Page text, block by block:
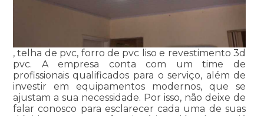
, telha de pvc, forro de pvc liso e revestimento 3d
pvc. A empresa conta com um time de
profissionais qualificados para o serviço, além de
investir em equipamentos modernos, que se
ajustam a sua necessidade. Por isso, não deixe de
falar conosco para esclarecer cada uma de suas